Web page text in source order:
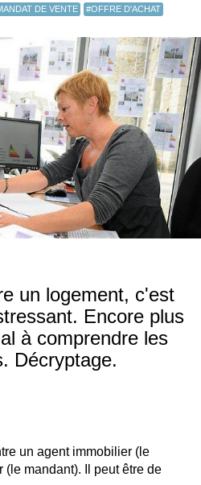
DE VENTE #OFFRE D'ACHAT
un logement, c'est
Encore plus
à comprendre les
Décryptage.
un agent immobilier (le
(le mandant). Il peut être de